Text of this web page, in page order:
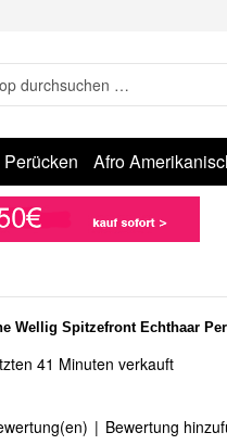
Afro
Wellig Spitzefront Echthaar
41 Minuten verkauft
| Bewertung